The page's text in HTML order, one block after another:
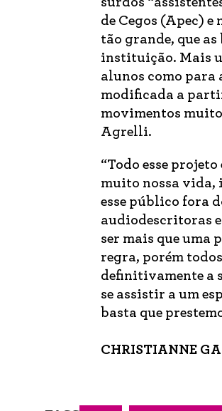
de Cegos (Apec)
tão grande, que
instituição. Mais
alunos como para
modificada a
movimentos
Agrelli.
“Todo esse
muito nossa vida,
esse público fora
audiodescritoras
ser mais que uma
regra, porém
definitivamente a
se assistir a um
basta que
CHRISTIANNE